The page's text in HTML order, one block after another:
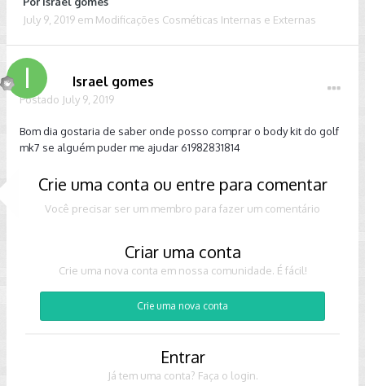
July 9, 2019 em Modificações Cosméticas Internas e Externas
Israel gomes
Postado July 9, 2019
Bom dia gostaria de saber onde posso comprar o body kit do golf
mk7 se alguém puder me ajudar 61982831814
Crie uma conta ou entre para comentar
Você precisar ser um membro para fazer um comentário
Criar uma conta
Crie uma nova conta em nossa comunidade. É fácil!
Crie uma nova conta
Entrar
Já tem uma conta? Faça o login.